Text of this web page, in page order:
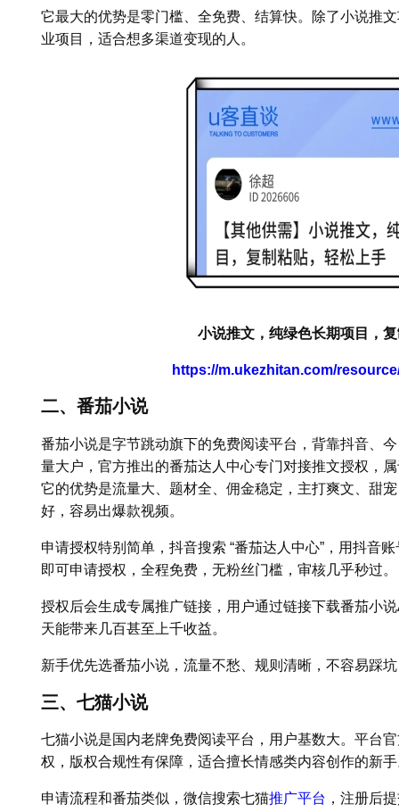
它最大的优势是零门槛、全免费、结算快。除了小说推
业项目，适合想多渠道变现的人。
小说推文，纯绿色长期项目，
https://m.ukezhitan.com/
二、番茄小说
番茄小说是字节跳动旗下的免费阅读平台，背靠抖音、
量大户，官方推出的番茄达人中心专门对接推文授权，
它的优势是流量大、题材全、佣金稳定，主打爽文、甜
好，容易出爆款视频。
申请授权特别简单，抖音搜索 “番茄达人中心”，用抖音
即可申请授权，全程免费，无粉丝门槛，审核几乎秒过。
授权后会生成专属推广链接，用户通过链接下载番茄小
天能带来几百甚至上千收益。
新手优先选番茄小说，流量不愁、规则清晰，不容易踩
三、七猫小说
七猫小说是国内老牌免费阅读平台，用户基数大。平台
权，版权合规性有保障，适合擅长情感类内容创作的新
申请流程和番茄类似，微信搜索七猫推广平台 ，注册后